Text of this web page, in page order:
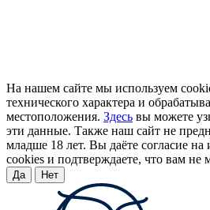
На нашем сайте мы используем
технического характера и
местоположения. Здесь вы можете
эти данные. Также наш сайт не
младше 18 лет. Вы даёте согласие на
cookies и подтверждаете, что вам не
Да Нет